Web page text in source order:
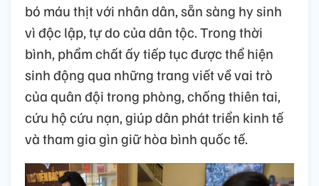
bó máu thịt với nhân dân, sẵn sàng hy sinh
vì độc lập, tự do của dân tộc. Trong thời
bình, phẩm chất ấy tiếp tục được thể hiện
sinh động qua những trang viết về vai trò
của quân đội trong phòng, chống thiên tai,
cứu hộ cứu nạn, giúp dân phát triển kinh tế
và tham gia gìn giữ hòa bình quốc tế.